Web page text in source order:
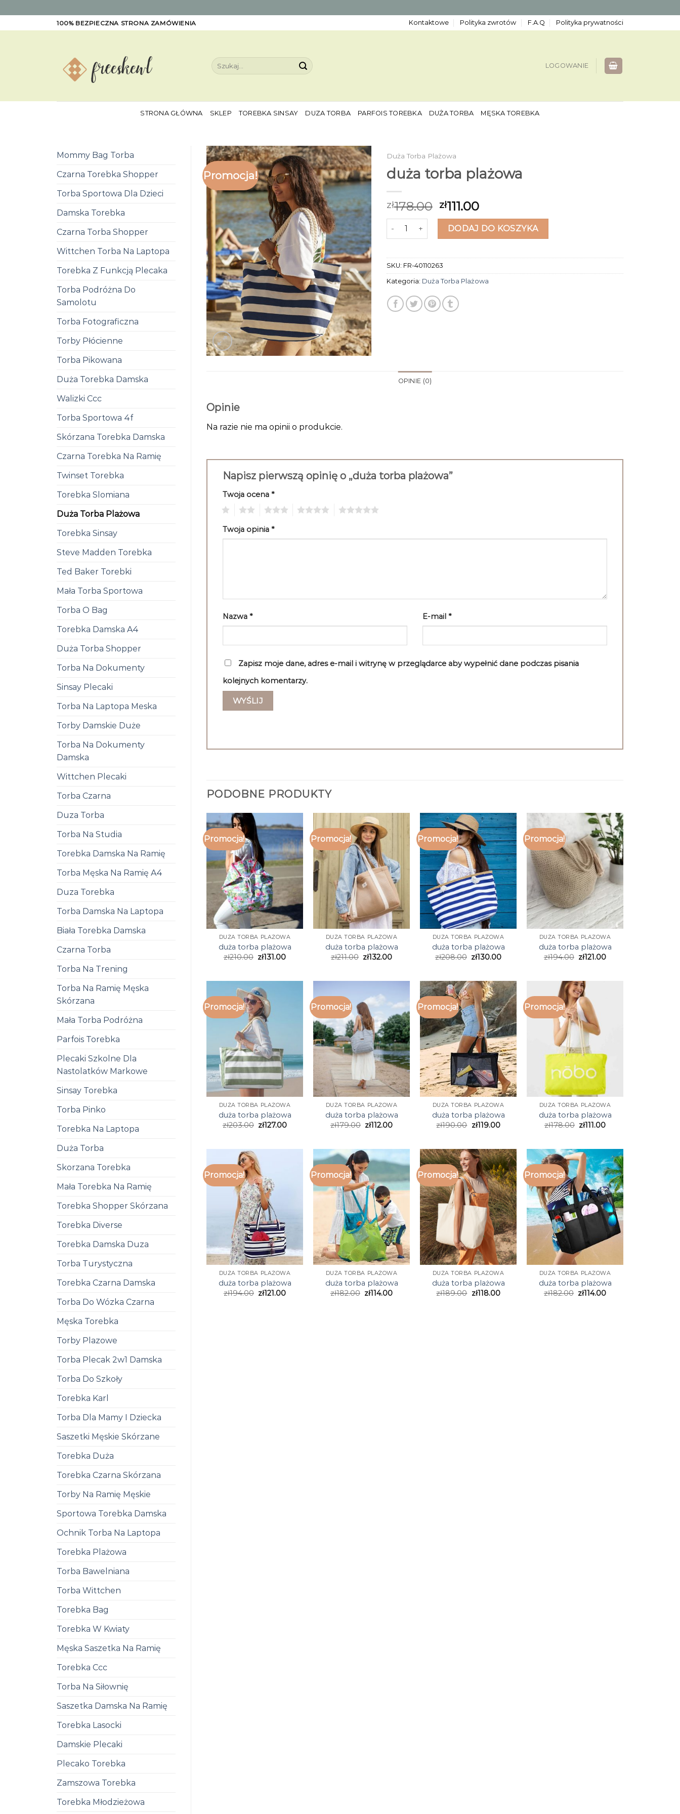
to
100% BEZPIECZNA STRONA ZAMÓWIENIA Kontaktowe Polityka zwrotów F.A.Q Polityka prywatności
Szukaj:
LOGOWANIE
STRONA GŁÓWNA SKLEP TOREBKA SINSAY DUZA TORBA PARFOIS TOREBKA DUŻA TORBA MĘSKA TOREBKA
Mommy Bag Torba
Czarna Torebka Shopper
Torba Sportowa Dla Dzieci
Damska Torebka
Czarna Torba Shopper
Wittchen Torba Na Laptopa
Torebka Z Funkcją Plecaka
Torba Podróżna Do
Samolotu
Torba Fotograficzna
Torby Płócienne
Torba Pikowana
Duża Torebka Damska
Walizki Ccc
Torba Sportowa 4f
Skórzana Torebka Damska
Czarna Torebka Na Ramię
Twinset Torebka
Torebka Slomiana
Duża Torba Plażowa
Torebka Sinsay
Steve Madden Torebka
Ted Baker Torebki
Mała Torba Sportowa
Torba O Bag
Torebka Damska A4
Duża Torba Shopper
Torba Na Dokumenty
Sinsay Plecaki
Torba Na Laptopa Meska
Torby Damskie Duże
Torba Na Dokumenty
Damska
Wittchen Plecaki
Torba Czarna
Duza Torba
Torba Na Studia
Torebka Damska Na Ramię
Torba Męska Na Ramię A4
Duza Torebka
Torba Damska Na Laptopa
Biała Torebka Damska
Czarna Torba
Torba Na Trening
Torba Na Ramię Męska
Skórzana
Mała Torba Podróżna
Parfois Torebka
Plecaki Szkolne Dla
Nastolatków Markowe
Sinsay Torebka
Torba Pinko
Torebka Na Laptopa
Duża Torba
Skorzana Torebka
Mała Torebka Na Ramię
Torebka Shopper Skórzana
Torebka Diverse
Torebka Damska Duza
Torba Turystyczna
Torebka Czarna Damska
Torba Do Wózka Czarna
Męska Torebka
Torby Plazowe
Torba Plecak 2w1 Damska
Torba Do Szkoły
Torebka Karl
Torba Dla Mamy I Dziecka
Saszetki Męskie Skórzane
Torebka Duża
Torebka Czarna Skórzana
Torby Na Ramię Męskie
Sportowa Torebka Damska
Ochnik Torba Na Laptopa
Torebka Plażowa
Torba Bawelniana
Torba Wittchen
Torebka Bag
Torebka W Kwiaty
Męska Saszetka Na Ramię
Torebka Ccc
Torba Na Siłownię
Saszetka Damska Na Ramię
Torebka Lasocki
Damskie Plecaki
Plecako Torebka
Zamszowa Torebka
Torebka Młodzieżowa
Promocja!
Duża Torba Plażowa
duża torba plażowa
zł178.00 zł111.00
ilość duża torba plażowaDODAJ DO KOSZYKA
SKU: FR-40110263
Kategoria: Duża Torba Plażowa
OPINIE (0)
Opinie
Na razie nie ma opinii o produkcie.
Napisz pierwszą opinię o „duża torba plażowa”
Twoja ocena *
Twoja opinia *
Nazwa * E-mail *
Zapisz moje dane, adres e-mail i witrynę w przeglądarce aby wypełnić dane podczas pisania
kolejnych komentarzy.
PODOBNE PRODUKTY
Promocja!
DUŻA TORBA PLAŻOWA
duża torba plażowa
zł210.00 zł131.00
Promocja!
DUŻA TORBA PLAŻOWA
duża torba plażowa
zł211.00 zł132.00
Promocja!
DUŻA TORBA PLAŻOWA
duża torba plażowa
zł208.00 zł130.00
Promocja!
DUŻA TORBA PLAŻOWA
duża torba plażowa
zł194.00 zł121.00
Promocja!
DUŻA TORBA PLAŻOWA
duża torba plażowa
zł203.00 zł127.00
Promocja!
DUŻA TORBA PLAŻOWA
duża torba plażowa
zł179.00 zł112.00
Promocja!
DUŻA TORBA PLAŻOWA
duża torba plażowa
zł190.00 zł119.00
Promocja!
DUŻA TORBA PLAŻOWA
duża torba plażowa
zł178.00 zł111.00
Promocja!
DUŻA TORBA PLAŻOWA
duża torba plażowa
zł194.00 zł121.00
Promocja!
DUŻA TORBA PLAŻOWA
duża torba plażowa
zł182.00 zł114.00
Promocja!
DUŻA TORBA PLAŻOWA
duża torba plażowa
zł189.00 zł118.00
Promocja!
DUŻA TORBA PLAŻOWA
duża torba plażowa
zł182.00 zł114.00